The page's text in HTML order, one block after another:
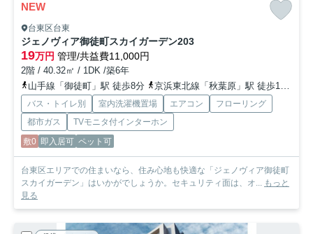
NEW
台東区台東
ジェノヴィア御徒町スカイガーデン203
19万円 管理/共益費11,000円
2階 / 40.32㎡ / 1DK /築6年
山手線「御徒町」駅 徒歩8分
京浜東北線「秋葉原」駅 徒歩13分
バス・トイレ別 室内洗濯機置場 エアコン
フローリング
都市ガス
TVモニタ付インターホン
敷0 即入居可 ペット可
台東区エリアでの住まいなら、住み心地も快適な「ジェノヴィア御徒町
スカイガーデン」はいかがでしょうか。セキュリティ面は、オ... もっと
見る